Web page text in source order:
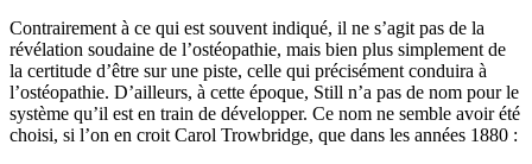
Contrairement à ce qui est souvent indiqué, il ne s’agit pas de la
révélation soudaine de l’ostéopathie, mais bien plus simplement de
la certitude d’être sur une piste, celle qui précisément conduira à
l’ostéopathie. D’ailleurs, à cette époque, Still n’a pas de nom pour le
système qu’il est en train de développer. Ce nom ne semble avoir été
choisi, si l’on en croit Carol Trowbridge, que dans les années 1880 :